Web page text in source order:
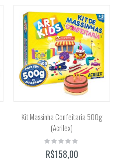
Kit Massinha Confeitaria 500g
(Acrilex)
Rating:
0%
R$158,00